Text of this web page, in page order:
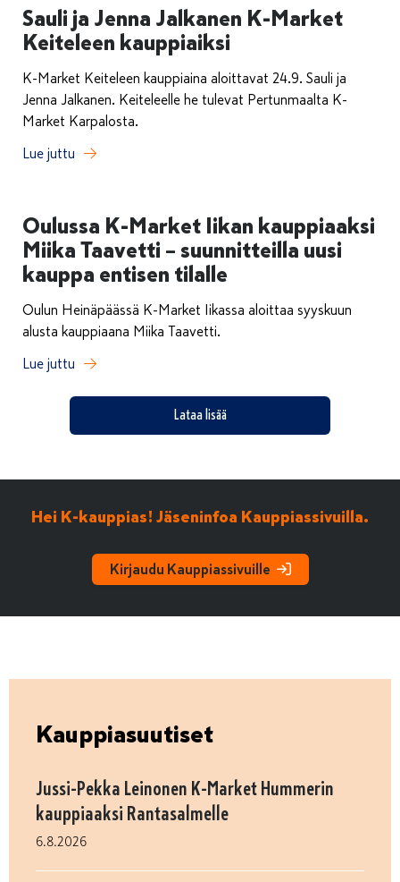
Sauli ja Jenna Jalkanen K-Market
Keiteleen kauppiaiksi
K-Market Keiteleen kauppiaina aloittavat 24.9. Sauli ja
Jenna Jalkanen. Keiteleelle he tulevat Pertunmaalta K-
Market Karpalosta.
Lue juttu
Oulussa K-Market Iikan kauppiaaksi
Miika Taavetti – suunnitteilla uusi
kauppa entisen tilalle
Oulun Heinäpäässä K-Market Iikassa aloittaa syyskuun
alusta kauppiaana Miika Taavetti.
Lue juttu
Lataa lisää
Hei K-kauppias! Jäseninfoa Kauppiassivuilla.
Kirjaudu Kauppiassivuille
Kauppiasuutiset
Jussi-Pekka Leinonen K-Market Hummerin
kauppiaaksi Rantasalmelle
6.8.2026